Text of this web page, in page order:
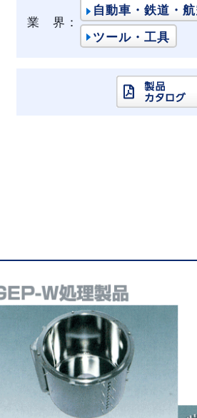
業 界：
自動車・鉄道・
ツール・工具